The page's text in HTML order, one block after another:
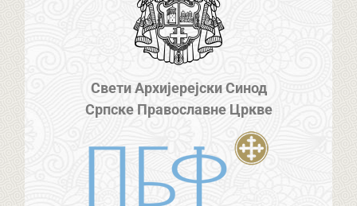
Свети Архијерејски Синод
Српске Православне Цркве